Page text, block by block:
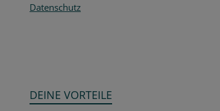
Datenschutz
DEINE VORTEILE